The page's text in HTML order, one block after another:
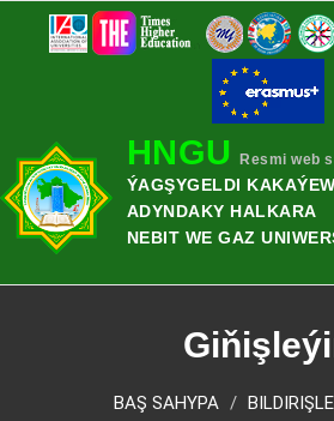
HNGU Resmi web
ÝAGŞYGELDI KAKAÝEW
ADYNDAKY HALKARA
NEBIT WE GAZ
BAŞ SAHYPA